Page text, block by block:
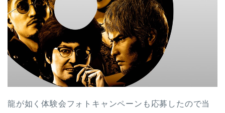
龍が如く体験会フォトキャンペーンも応募したので当